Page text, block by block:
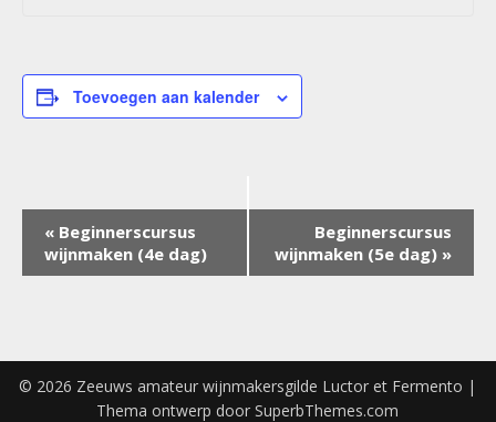
Toevoegen aan kalender
Evenement
Navigatie
« Beginnerscursus
wijnmaken (4e dag)
Beginnerscursus
wijnmaken (5e dag) »
© 2026 Zeeuws amateur wijnmakersgilde Luctor et Fermento |
Thema ontwerp doorSuperbThemes.com